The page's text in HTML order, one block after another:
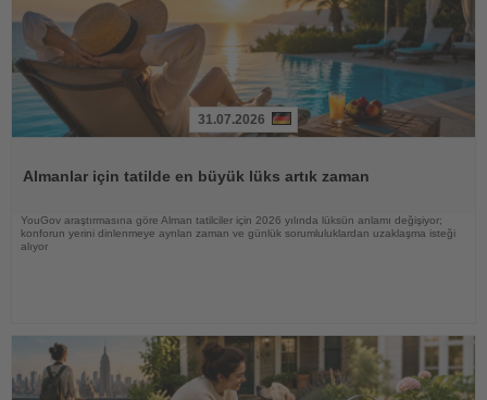
31.07.2026
Almanlar için tatilde en büyük lüks artık zaman
YouGov araştırmasına göre Alman tatilciler için 2026 yılında lüksün anlamı değişiyor;
konforun yerini dinlenmeye ayrılan zaman ve günlük sorumluluklardan uzaklaşma isteği
alıyor